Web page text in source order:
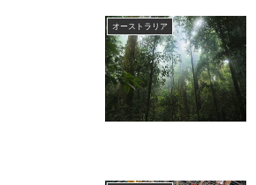
オーストラリア